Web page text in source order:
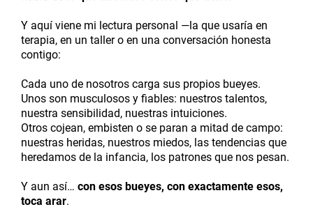
Y aquí viene mi lectura personal —la que usaría en
terapia, en un taller o en una conversación honesta
contigo:
Cada uno de nosotros carga sus propios bueyes.
Unos son musculosos y fiables: nuestros talentos,
nuestra sensibilidad, nuestras intuiciones.
Otros cojean, embisten o se paran a mitad de campo:
nuestras heridas, nuestros miedos, las tendencias que
heredamos de la infancia, los patrones que nos pesan.
Y aun así… con esos bueyes, con exactamente esos,
toca arar.